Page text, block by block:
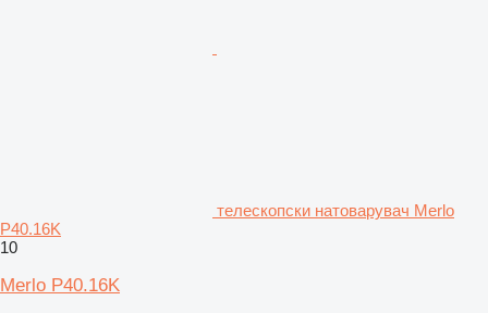
телескопски натоварувач Merlo
P40.16K
10
Merlo P40.16K